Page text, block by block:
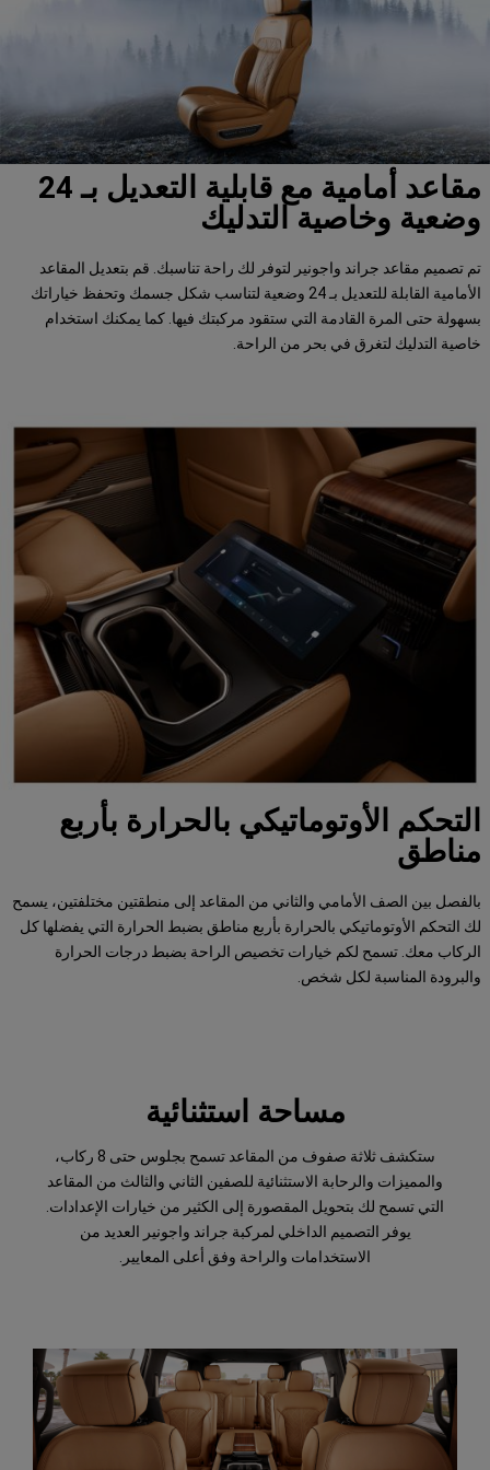
مقاعد أمامية مع قابلية التعديل بـ 24
وضعية وخاصية التدليك
تم تصميم مقاعد جراند واجونير لتوفر لك راحة تناسبك. قم بتعديل المقاعد
الأمامية القابلة للتعديل بـ 24 وضعية لتناسب شكل جسمك وتحفظ خياراتك
بسهولة حتى المرة القادمة التي ستقود مركبتك فيها. كما يمكنك استخدام
خاصية التدليك لتغرق في بحر من الراحة.
التحكم الأوتوماتيكي بالحرارة بأربع
مناطق
بالفصل بين الصف الأمامي والثاني من المقاعد إلى منطقتين مختلفتين، يسمح
لك التحكم الأوتوماتيكي بالحرارة بأربع مناطق بضبط الحرارة التي يفضلها كل
الركاب معك. تسمح لكم خيارات تخصيص الراحة بضبط درجات الحرارة
والبرودة المناسبة لكل شخص.
مساحة استثنائية
ستكشف ثلاثة صفوف من المقاعد تسمح بجلوس حتى 8 ركاب،
والمميزات والرحابة الاستثنائية للصفين الثاني والثالث من المقاعد
التي تسمح لك بتحويل المقصورة إلى الكثير من خيارات الإعدادات.
يوفر التصميم الداخلي لمركبة جراند واجونير العديد من
الاستخدامات والراحة وفق أعلى المعايير.
مقاعد
واسعة
بثلاثة
صفوف
استكشف
المزيد